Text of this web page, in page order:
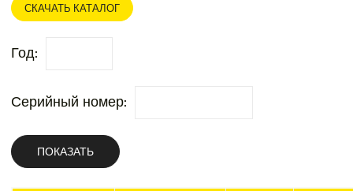
СКАЧАТЬ КАТАЛОГ
Год:
Серийный номер:
ПОКАЗАТЬ